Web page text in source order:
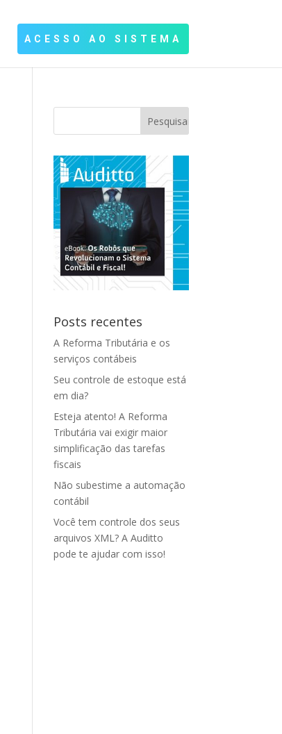
ACESSO AO SISTEMA
Posts recentes
A Reforma Tributária e os
serviços contábeis
Seu controle de estoque está
em dia?
Esteja atento! A Reforma
Tributária vai exigir maior
simplificação das tarefas
fiscais
Não subestime a automação
contábil
Você tem controle dos seus
arquivos XML? A Auditto
pode te ajudar com isso!